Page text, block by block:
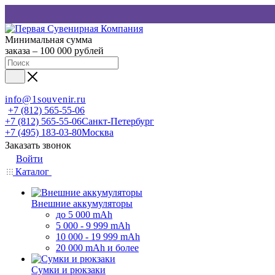
Минимальная сумма
заказа – 100 000 рублей
info@1souvenir.ru
+7 (812) 565-55-06
+7 (812) 565-55-06Санкт-Петербург
+7 (495) 183-03-80Москва
Заказать звонок
Войти
Каталог
Внешние аккумуляторы
до 5 000 mAh
5 000 - 9 999 mAh
10 000 - 19 999 mAh
20 000 mAh и более
Сумки и рюкзаки